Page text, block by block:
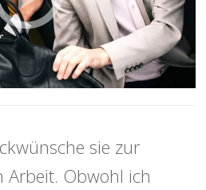
sie zur
Arbeit. Obwohl ich